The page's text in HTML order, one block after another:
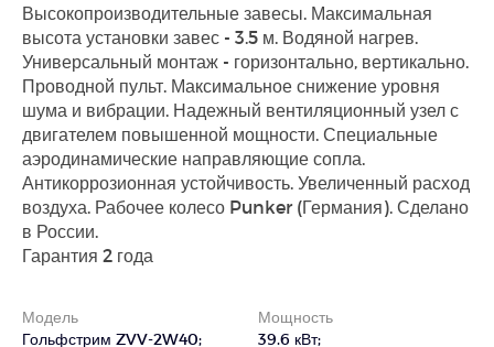
Высокопроизводительные завесы. Максимальная
высота установки завес - 3.5 м. Водяной нагрев.
Универсальный монтаж - горизонтально, вертикально.
Проводной пульт. Максимальное снижение уровня
шума и вибрации. Надежный вентиляционный узел с
двигателем повышенной мощности. Специальные
аэродинамические направляющие сопла.
Антикоррозионная устойчивость. Увеличенный расход
воздуха. Рабочее колесо Punker (Германия). Сделано
в России.
Гарантия 2 года
Модель
Гольфстрим ZVV-2W40;
Мощность
39.6 кВт;